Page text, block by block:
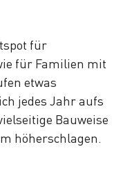
für
für Familien mit
etwas
jedes Jahr aufs
Bauweise
höherschlagen.